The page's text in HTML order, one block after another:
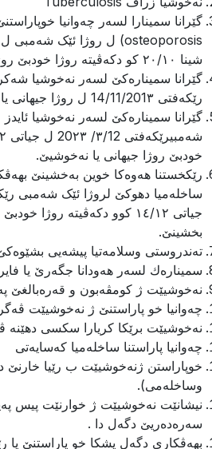
گێرانا سمینارا لسه‌ر چه‌وانیا
شینا ٢٠/١٠ کو دکەڤیتە روژا خودبێ روژا جیهانى یا نه‌خوشیێ.
گێرانا سمیناره‌كێ لسه‌ر نه‌خوشیا
رێكه‌فتی 14/11/201٣ ل روژا جیهانى یا نه‌خوشیێ.
گێرانا سمیناره‌كێ لسه‌ر نه‌خوشیا
خودبێ روژا جیهانى یا نه‌خوشیێ.
رێكخستنا هه‌وه‌كا خوین به‌خشینێ
جیاتی ١٤/١٢ کوو دکەڤیتە روژا
بخشینێ.
ته‌ندروستى وسلامه‌تیا پیشه‌یى
سمیناره‌ك لسه‌ر هه‌ودانا جگه‌رێ یا
نه‌خوشیێت ژ كومڤه‌بون و قه‌ره‌بالغێ
چه‌وانیا خو پاراستنێ ژ نه‌خوشیێت
نه‌خوشیێت برێكا كریارا سكسى دهێنه‌
چه‌وانیا پاراستنا ساخله‌میا كه‌سایه‌تى
خوپاراستن ژنه‌خوشیێت ب رێیا خارنێ
وساخله‌مى).
نیشانێت نه‌خوشیێت ژ خوارنێت پیس
سه‌ره‌ده‌ریێ دگه‌ل دا .
بهه‌ڤكارى دگه‌ل پشكا خو پاراستنێ یا